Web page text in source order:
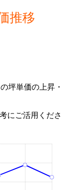
推移
坪単価の上昇・
にご活用くださ